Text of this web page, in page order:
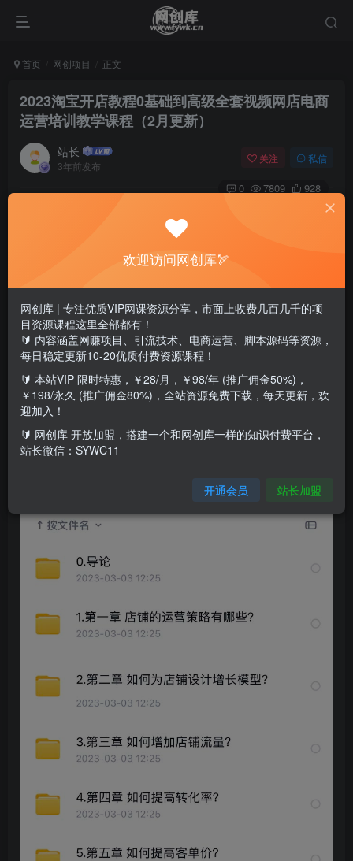
首页 网创项目 正文
2023淘宝开店教程0基础到高级全套视频网店电商
运营培训教学课程（2月更新）
站长
3年前发布
关注 私信
0 7809 928
欢迎访问网创库🏹
网创库 | 专注优质VIP网课资源分享，市面上收费几百几千的项
目资源课程这里全部都有！
🔰 内容涵盖网赚项目、引流技术、电商运营、脚本源码等资源，
每日稳定更新10-20优质付费资源课程！
🔰 本站VIP 限时特惠，￥28/月，￥98/年 (推广佣金50%)，
￥198/永久 (推广佣金80%)，全站资源免费下载，每天更新，欢
迎加入！
🔰 网创库 开放加盟，搭建一个和网创库一样的知识付费平台，
站长微信：SYWC11
开通会员 站长加盟